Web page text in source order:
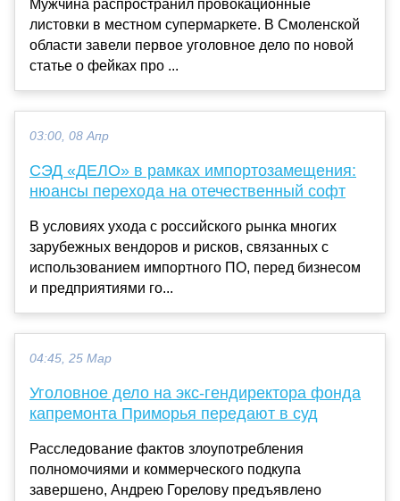
Мужчина распространил провокационные
листовки в местном супермаркете. В Смоленской
области завели первое уголовное дело по новой
статье о фейках про ...
03:00, 08 Апр
СЭД «ДЕЛО» в рамках импортозамещения:
нюансы перехода на отечественный софт
В условиях ухода с российского рынка многих
зарубежных вендоров и рисков, связанных с
использованием импортного ПО, перед бизнесом
и предприятиями го...
04:45, 25 Мар
Уголовное дело на экс-гендиректора фонда
капремонта Приморья передают в суд
Расследование фактов злоупотребления
полномочиями и коммерческого подкупа
завершено, Андрею Горелову предъявлено